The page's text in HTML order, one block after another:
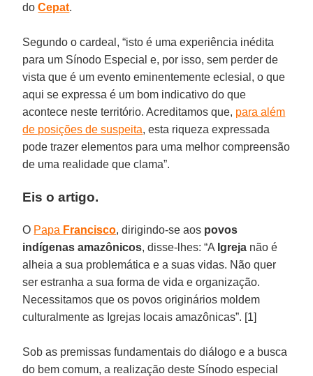
doCepat.
Segundo o cardeal, “isto é uma experiência inédita
para um Sínodo Especial e, por isso, sem perder de
vista que é um evento eminentemente eclesial, o que
aqui se expressa é um bom indicativo do que
acontece neste território. Acreditamos que, para além
de posições de suspeita, esta riqueza expressada
pode trazer elementos para uma melhor compreensão
de uma realidade que clama”.
Eis o artigo.
O Papa Francisco, dirigindo-se aos povos
indígenas amazônicos, disse-lhes: “A Igreja não é
alheia a sua problemática e a suas vidas. Não quer
ser estranha a sua forma de vida e organização.
Necessitamos que os povos originários moldem
culturalmente as Igrejas locais amazônicas”. [1]
Sob as premissas fundamentais do diálogo e a busca
do bem comum, a realização deste Sínodo especial